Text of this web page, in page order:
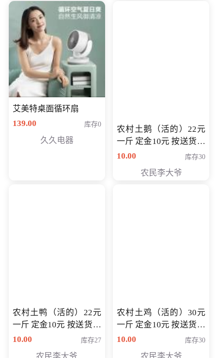
艾美特桌面循环扇
139.00
库存0
久久电器
农村土鹅（活的）22元
一斤 定金10元 按送货交
付时秤重计算货款 定金
10.00 库存30
农民李大爷
农村土鸭（活的）22元
一斤 定金10元 按送货交
付时秤重计算货款 定金
10.00 库存27
农村土鸡（活的）30元
一斤 定金10元 按送货交
付时秤重计算货款 定金
10.00 库存30